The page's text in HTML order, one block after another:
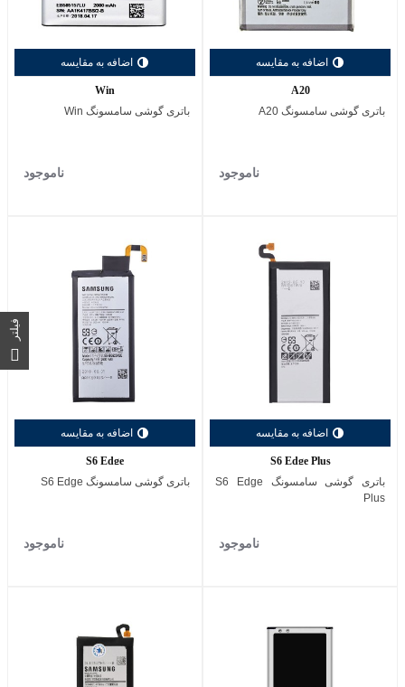
اضافه به مقایسه
A20
باتری گوشی سامسونگ A20
ناموجود
اضافه به مقایسه
Win
باتری گوشی سامسونگ Win
ناموجود
اضافه به مقایسه
S6 Edge Plus
باتری گوشی سامسونگ S6 Edge
Plus
ناموجود
اضافه به مقایسه
S6 Edge
باتری گوشی سامسونگ S6 Edge
ناموجود
فیلتر